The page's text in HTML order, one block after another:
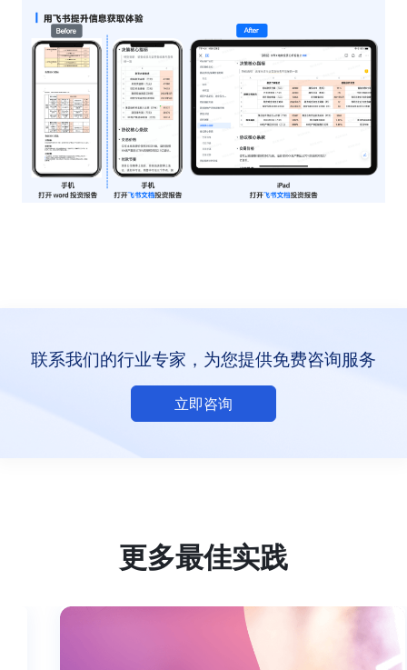
联系我们的行业专家，为您提供免费咨询服务
立即咨询
更多最佳实践